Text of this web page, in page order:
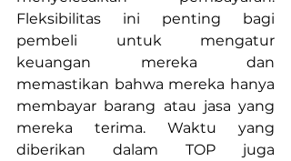
Fleksibilitas ini penting bagi
pembeli untuk mengatur
keuangan mereka dan
memastikan bahwa mereka hanya
membayar barang atau jasa yang
mereka terima. Waktu yang
diberikan dalam TOP juga